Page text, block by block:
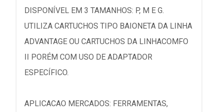
DISPONÍVEL EM 3 TAMANHOS: P, M E G.
UTILIZA CARTUCHOS TIPO BAIONETA DA LINHA
ADVANTAGE OU CARTUCHOS DA LINHACOMFO
II PORÉM COM USO DE ADAPTADOR
ESPECÍFICO.
APLICACAO MERCADOS: FERRAMENTAS,